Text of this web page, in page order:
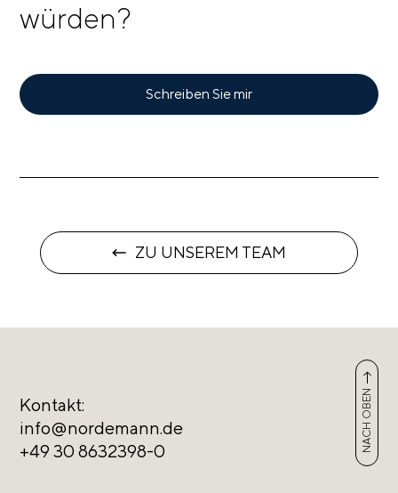
würden?
Schreiben Sie mir
ZU UNSEREM TEAM
Kontakt:
info@nordemann.de
+49 30 8632398-0
NACH OBEN